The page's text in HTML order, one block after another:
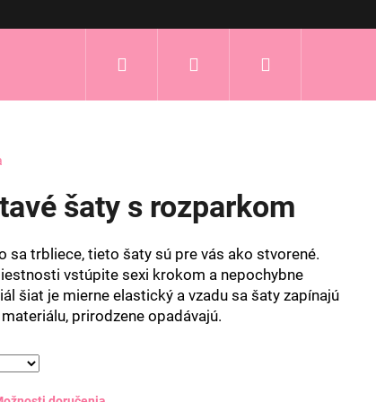
Prihlásenie
šaty s rozparkom
sa trbliece, tieto šaty sú pre vás ako stvorené.
vstúpite sexi krokom a nepochybne
šiat je mierne elastický a vzadu sa šaty zapínajú
prirodzene opadávajú.